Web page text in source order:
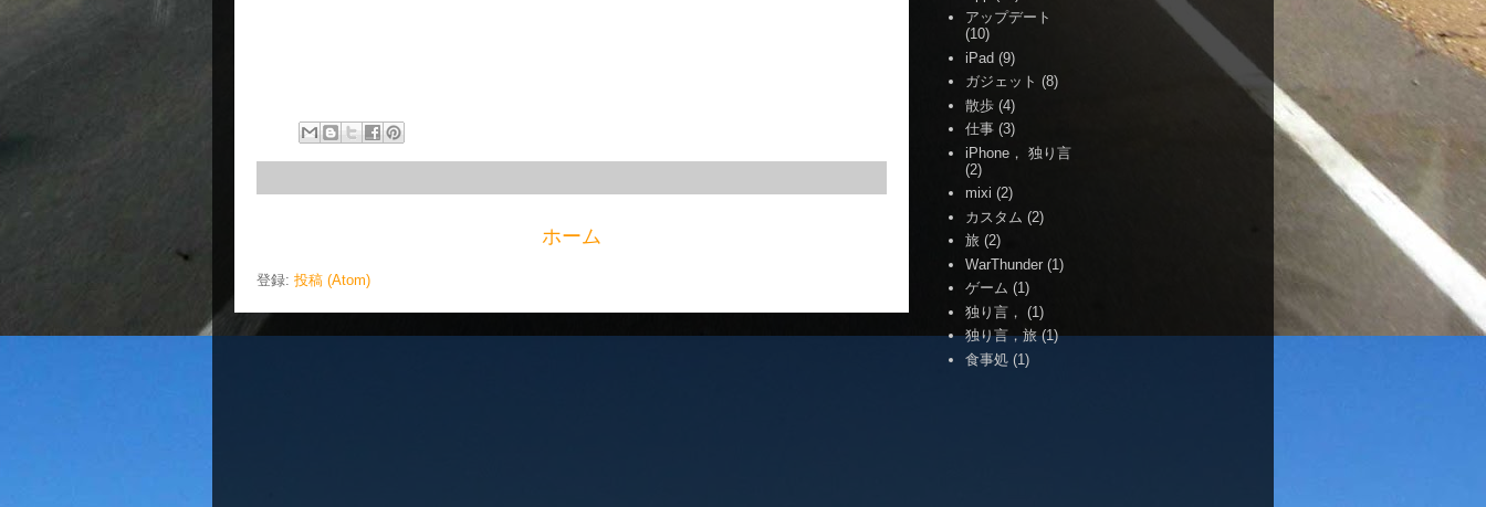
ホーム
登録: 投稿 (Atom)
アップデート
(10)
iPad (9)
ガジェット (8)
散歩 (4)
仕事 (3)
iPhone， 独り言
(2)
mixi (2)
カスタム (2)
旅 (2)
WarThunder (1)
ゲーム (1)
独り言，
(1)
独り言，旅 (1)
食事処 (1)